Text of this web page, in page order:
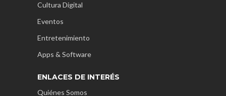
Cultura Digital
Eventos
Entretenimiento
Apps & Software
ENLACES DE INTERÉS
Quiénes Somos